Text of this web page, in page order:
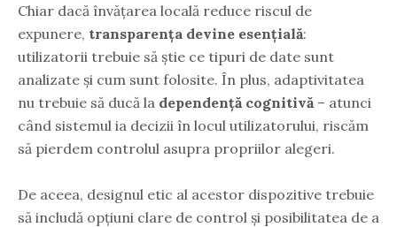
Chiar dacă învățarea locală reduce riscul de
expunere, transparența devine esențială:
utilizatorii trebuie să știe ce tipuri de date sunt
analizate și cum sunt folosite. În plus, adaptivitatea
nu trebuie să ducă la dependență cognitivă – atunci
când sistemul ia decizii în locul utilizatorului, riscăm
să pierdem controlul asupra propriilor alegeri.
De aceea, designul etic al acestor dispozitive trebuie
să includă opțiuni clare de control și posibilitatea de a